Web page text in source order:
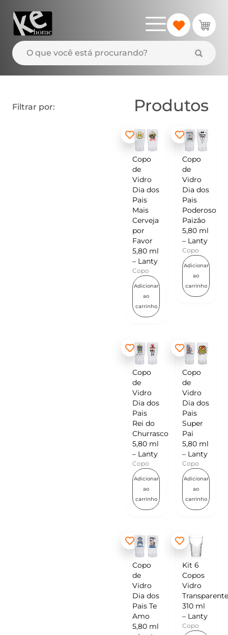
Filtrar por: Produtos
Copo
de
Vidro
Dia dos
Pais
Mais
Cerveja
por
Favor
5,80 ml
– Lanty
Copo
Adicionar
ao
carrinho
Copo
de
Vidro
Dia dos
Pais
Poderoso
Paizão
5,80 ml
– Lanty
Copo
Adicionar
ao
carrinho
Copo
de
Vidro
Dia dos
Pais
Rei do
Churrasco
5,80 ml
– Lanty
Copo
Adicionar
ao
carrinho
Copo
de
Vidro
Dia dos
Pais
Super
Pai
5,80 ml
– Lanty
Copo
Adicionar
ao
carrinho
Copo
de
Vidro
Dia dos
Pais Te
Amo
5,80 ml
Kit 6
Copos
Vidro
Transparente
310 ml
– Lanty
Copo